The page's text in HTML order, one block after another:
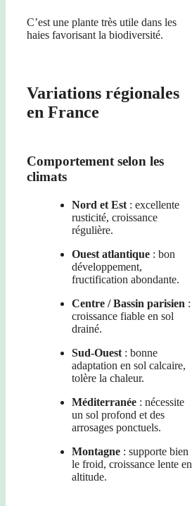
C’est une plante très utile dans les
haies favorisant la biodiversité.
Variations régionales
en France
Comportement selon les
climats
Nord et Est : excellente
rusticité, croissance
régulière.
Ouest atlantique : bon
développement,
fructification abondante.
Centre / Bassin parisien :
croissance fiable en sol
drainé.
Sud-Ouest : bonne
adaptation en sol calcaire,
tolère la chaleur.
Méditerranée : nécessite
un sol profond et des
arrosages ponctuels.
Montagne : supporte bien
le froid, croissance lente en
altitude.